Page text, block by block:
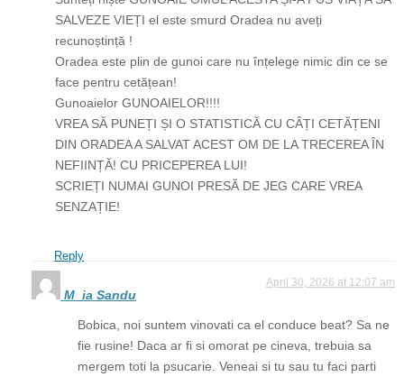
SALVEZE VIEȚI el este smurd Oradea nu aveți
recunoștință !
Oradea este plin de gunoi care nu înțelege nimic din ce se
face pentru cetățean!
Gunoaielor GUNOAIELOR!!!!
VREA SĂ PUNEȚI ȘI O STATISTICĂ CU CÂȚI CETĂȚENI
DIN ORADEA A SALVAT ACEST OM DE LA TRECEREA ÎN
NEFIINȚĂ! CU PRICEPEREA LUI!
SCRIEȚI NUMAI GUNOI PRESĂ DE JEG CARE VREA
SENZAȚIE!
Reply
M_ia Sandu
April 30, 2026 at 12:07 am
Bobica, noi suntem vinovati ca el conduce beat? Sa ne
fie rusine! Daca ar fi si omorat pe cineva, trebuia sa
mergem toti la psucarie. Veneai si tu sau tu faci parti